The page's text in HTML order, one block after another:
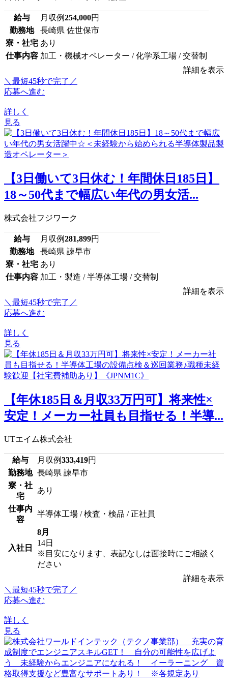
給与 月収例254,000円
勤務地
長崎県 佐世保市
寮・社宅 あり
仕事内容 加工・機械オペレーター / 化学系工場 / 交替制
詳細を表示
＼最短45秒で完了／
応募へ進む
詳しく
見る
【3日働いて3日休む！年間休日185日】
18～50代まで幅広い年代の男女活...
株式会社フジワーク
給与 月収例281,899円
勤務地
長崎県 諫早市
寮・社宅 あり
仕事内容 加工・製造 / 半導体工場 / 交替制
詳細を表示
＼最短45秒で完了／
応募へ進む
詳しく
見る
【年休185日＆月収33万円可】将来性×
安定！メーカー社員も目指せる！半導...
UTエイム株式会社
給与 月収例333,419円
勤務地 長崎県 諫早市
寮・社
宅
あり
仕事内
容
半導体工場 / 検査・検品 / 正社員
入社日
8月
14日
※目安になります、表記なしは面接時にご相談く
ださい
詳細を表示
＼最短45秒で完了／
応募へ進む
詳しく
見る